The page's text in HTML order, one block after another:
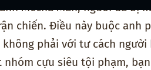
Mecha Man, người đã bị
chiến. Điều này buộc anh
phải với tư cách người
cựu siêu tội phạm,